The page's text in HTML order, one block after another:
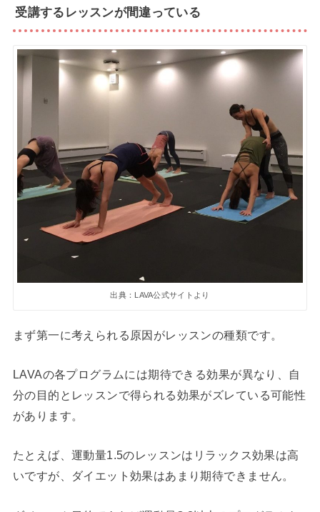
受講するレッスンが間違っている
出典：LAVA公式サイトより
まず第一に考えられる原因がレッスンの種類です。
LAVAの各プログラムには期待できる効果が異なり、自
分の目的とレッスンで得られる効果がズレている可能性
があります。
たとえば、運動量1.5のレッスンはリラックス効果は高
いですが、ダイエット効果はあまり期待できません。